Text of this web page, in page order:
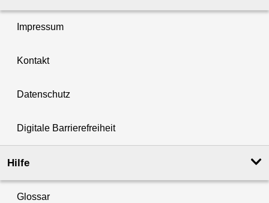
Impressum
Kontakt
Datenschutz
Digitale Barrierefreiheit
Hilfe
Glossar